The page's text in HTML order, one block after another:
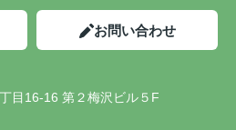
お問い合わせ
目16-16 第２梅沢ビル５F